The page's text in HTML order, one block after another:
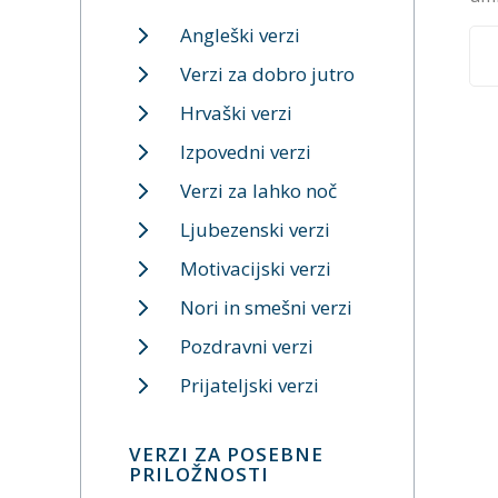
Angleški verzi
Verzi za dobro jutro
Hrvaški verzi
Izpovedni verzi
Verzi za lahko noč
Ljubezenski verzi
Motivacijski verzi
Nori in smešni verzi
Pozdravni verzi
Prijateljski verzi
VERZI ZA POSEBNE
PRILOŽNOSTI